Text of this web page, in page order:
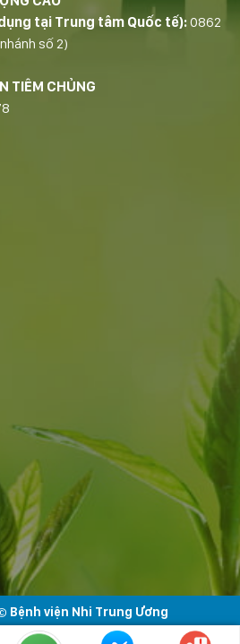
tại Trung tâm Quốc tế):0862
số 2)
TIÊM CHỦNG
Bệnh viện Nhi Trung Ương